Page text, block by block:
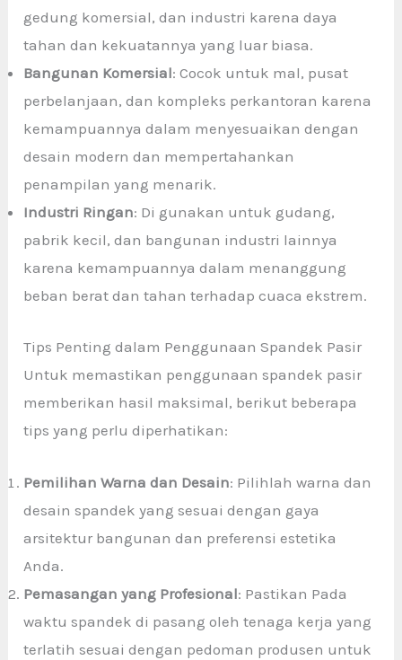
gedung komersial, dan industri karena daya
tahan dan kekuatannya yang luar biasa.
Bangunan Komersial: Cocok untuk mal, pusat
perbelanjaan, dan kompleks perkantoran karena
kemampuannya dalam menyesuaikan dengan
desain modern dan mempertahankan
penampilan yang menarik.
Industri Ringan: Di gunakan untuk gudang,
pabrik kecil, dan bangunan industri lainnya
karena kemampuannya dalam menanggung
beban berat dan tahan terhadap cuaca ekstrem.
Tips Penting dalam Penggunaan Spandek Pasir
Untuk memastikan penggunaan spandek pasir
memberikan hasil maksimal, berikut beberapa
tips yang perlu diperhatikan:
Pemilihan Warna dan Desain: Pilihlah warna dan
desain spandek yang sesuai dengan gaya
arsitektur bangunan dan preferensi estetika
Anda.
Pemasangan yang Profesional: Pastikan Pada
waktu spandek di pasang oleh tenaga kerja yang
terlatih sesuai dengan pedoman produsen untuk